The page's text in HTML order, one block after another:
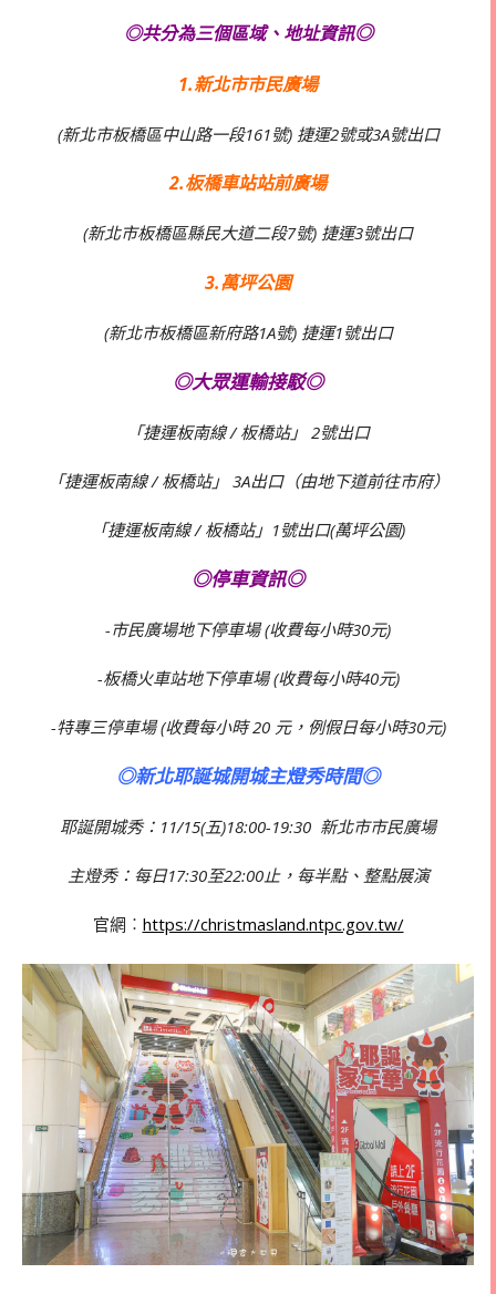
◎共分為三個區域、地址資訊◎
1.新北市市民廣場
(新北市板橋區中山路一段161號) 捷運2號或3A號出口
2.板橋車站站前廣場
(新北市板橋區縣民大道二段7號) 捷運3號出口
3.萬坪公園
(新北市板橋區新府路1A號) 捷運1號出口
◎大眾運輸接駁◎
「捷運板南線 / 板橋站」 2號出口
「捷運板南線 / 板橋站」 3A出口（由地下道前往市府）
「捷運板南線 / 板橋站」1號出口(萬坪公園)
◎停車資訊◎
-市民廣場地下停車場 (收費每小時30元)
-板橋火車站地下停車場 (收費每小時40元)
-特專三停車場 (收費每小時 20 元，例假日每小時30元)
◎新北耶誕城開城主燈秀時間◎
耶誕開城秀：11/15(五)18:00-19:30 新北市市民廣場
主燈秀：每日17:30至22:00止，每半點、整點展演
官網︰ https://christmasland.ntpc.gov.tw/